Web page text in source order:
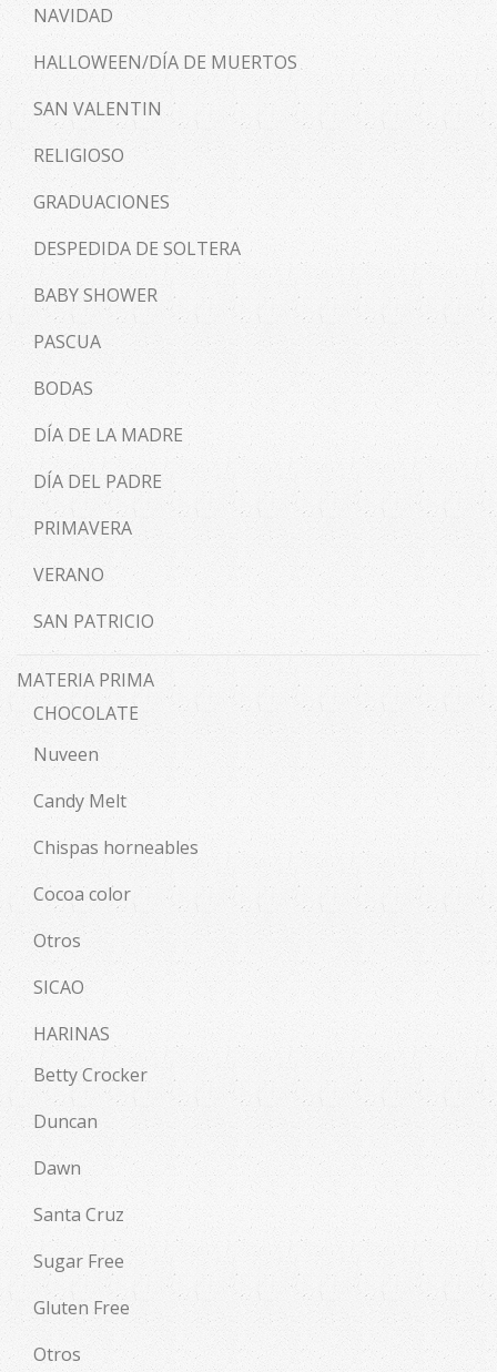
NAVIDAD
HALLOWEEN/DÍA DE MUERTOS
SAN VALENTIN
RELIGIOSO
GRADUACIONES
DESPEDIDA DE SOLTERA
BABY SHOWER
PASCUA
BODAS
DÍA DE LA MADRE
DÍA DEL PADRE
PRIMAVERA
VERANO
SAN PATRICIO
MATERIA PRIMA
CHOCOLATE
Nuveen
Candy Melt
Chispas horneables
Cocoa color
Otros
SICAO
HARINAS
Betty Crocker
Duncan
Dawn
Santa Cruz
Sugar Free
Gluten Free
Otros